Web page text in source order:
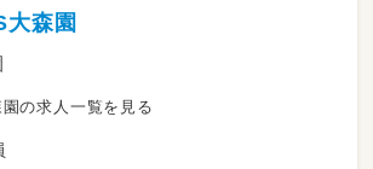
森園
の求人一覧を見る